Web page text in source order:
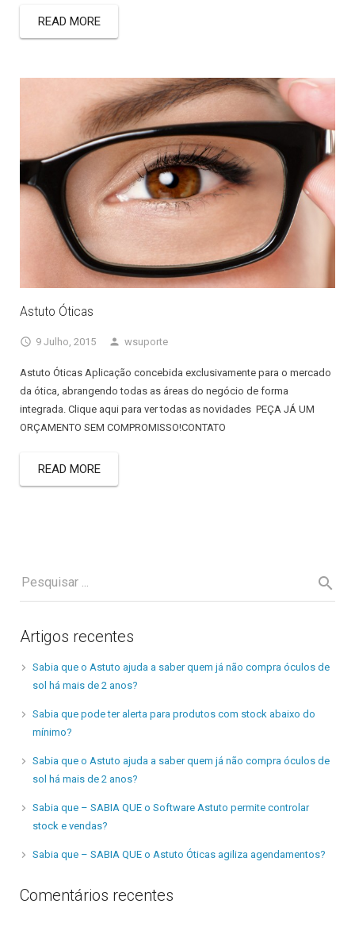
READ MORE
Astuto Óticas
9 Julho, 2015 wsuporte
Astuto Óticas Aplicação concebida exclusivamente para o mercado
da ótica, abrangendo todas as áreas do negócio de forma
integrada. Clique aqui para ver todas as novidades PEÇA JÁ UM
ORÇAMENTO SEM COMPROMISSO!CONTATO
READ MORE
Artigos recentes
Sabia que o Astuto ajuda a saber quem já não compra óculos de
sol há mais de 2 anos?
Sabia que pode ter alerta para produtos com stock abaixo do
mínimo?
Sabia que o Astuto ajuda a saber quem já não compra óculos de
sol há mais de 2 anos?
Sabia que – SABIA QUE o Software Astuto permite controlar
stock e vendas?
Sabia que – SABIA QUE o Astuto Óticas agiliza agendamentos?
Comentários recentes